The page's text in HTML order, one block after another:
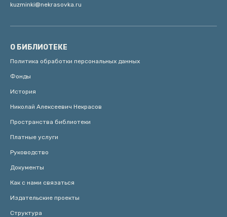
kuzminki@nekrasovka.ru
О БИБЛИОТЕКЕ
Политика обработки персональных данных
Фонды
История
Николай Алексеевич Некрасов
Пространства библиотеки
Платные услуги
Руководство
Документы
Как с нами связаться
Издательские проекты
Структура